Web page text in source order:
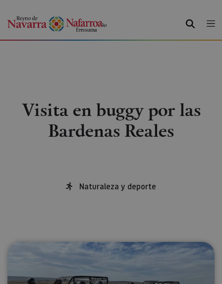
BUSCAR
Visita en buggy por las
Bardenas Reales
Naturaleza y deporte